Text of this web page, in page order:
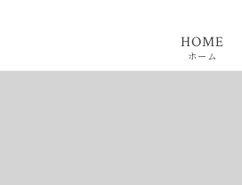
HOME
ホーム